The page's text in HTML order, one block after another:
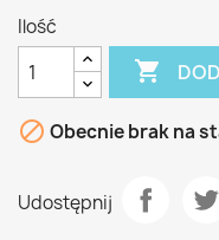
Ilość

 Obecnie brak na
Udostępnij